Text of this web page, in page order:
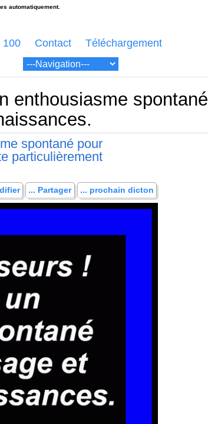
100 Contact Téléchargement
enthousiasme spontané
spontané pour
particulièrement
... Partager ... prochain dicton